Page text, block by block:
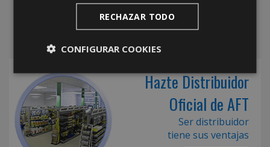
Hazte Distribuidor
Oficial de AFT
Ser distribuidor
tiene sus ventajas
RECHAZAR TODO
CONFIGURAR COOKIES